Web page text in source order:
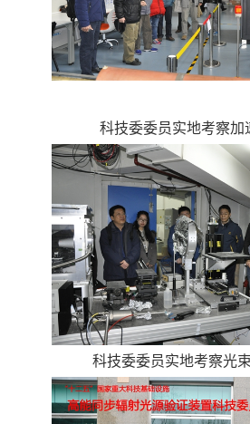
科技委委员实地考察加
科技委委员实地考察光